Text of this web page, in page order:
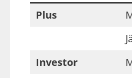
Plus
Investor